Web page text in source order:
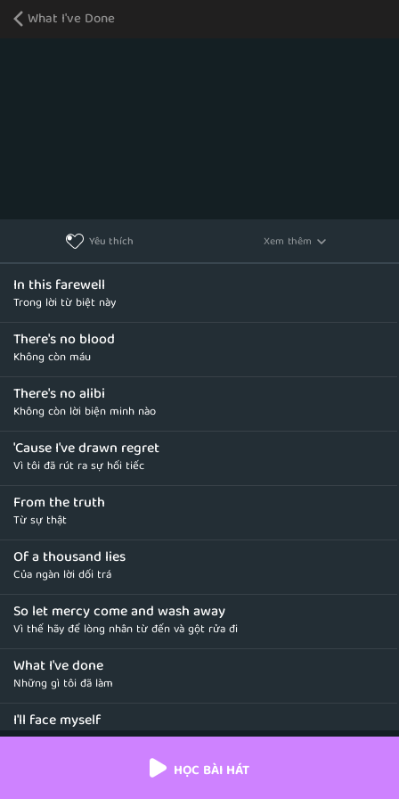
What I've Done
Yêu thích Xem thêm
In this farewell
Trong lời từ biệt này
There's no blood
Không còn máu
There's no alibi
Không còn lời biện minh nào
'Cause I've drawn regret
Vì tôi đã rút ra sự hối tiếc
From the truth
Từ sự thật
Of a thousand lies
Của ngàn lời dối trá
So let mercy come and wash away
Vì thế hãy để lòng nhân từ đến và gột rửa đi
What I've done
Những gì tôi đã làm
I'll face myself
Tôi sẽ đối diện với chính mình
To cross out what I've becomeHỌC BÀI HÁT